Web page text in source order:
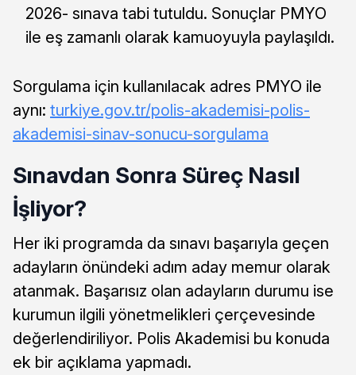
2026- sınava tabi tutuldu. Sonuçlar PMYO
ile eş zamanlı olarak kamuoyuyla paylaşıldı.
Sorgulama için kullanılacak adres PMYO ile
aynı: turkiye.gov.tr/polis-akademisi-polis-
akademisi-sinav-sonucu-sorgulama
Sınavdan Sonra Süreç Nasıl
İşliyor?
Her iki programda da sınavı başarıyla geçen
adayların önündeki adım aday memur olarak
atanmak. Başarısız olan adayların durumu ise
kurumun ilgili yönetmelikleri çerçevesinde
değerlendiriliyor. Polis Akademisi bu konuda
ek bir açıklama yapmadı.